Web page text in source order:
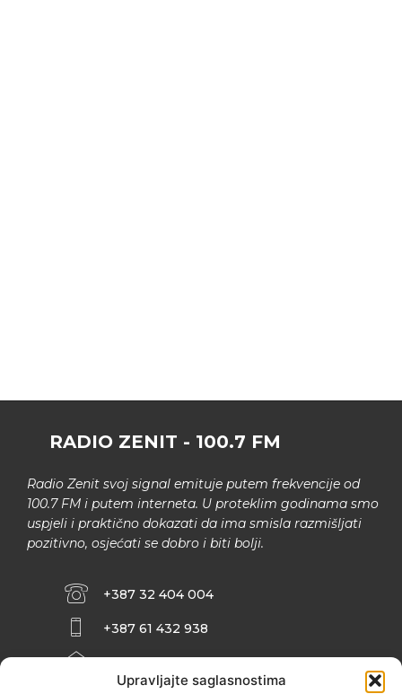
Upravljajte saglasnostima
RADIO ZENIT - 100.7 FM
Radio Zenit svoj signal emituje putem frekvencije od
100.7 FM i putem interneta. U proteklim godinama smo
uspjeli i praktično dokazati da ima smisla razmišljati
pozitivno, osjećati se dobro i biti bolji.
+387 32 404 004
+387 61 432 938